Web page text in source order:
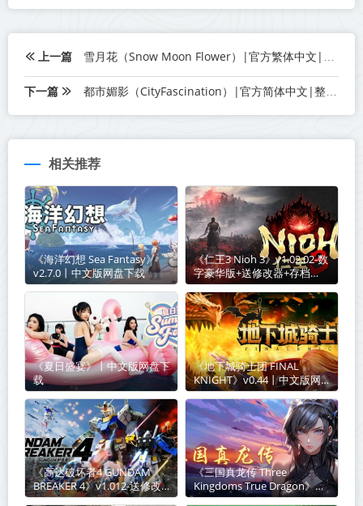
上一篇 雪月花（Snow Moon Flower）|官方繁体中文|百度网盘/天翼云
下一篇 都市媚影（CityFascination）|官方简体中文|整合按摩店MOD|百度网盘/天翼云
相关推荐
《海洋幻想 Sea Fantasy》
v2.7.0丨中文版网盘下载
《仁王3 Nioh 3》v1.02.02-数
字豪华版+送修改器+存档
【单机+联机】丨中文版网盘
下载
《夏日盛宴》丨中文版网盘下
载
《地下城骑士团 FINAL
KNIGHT》v0.44丨中文版网
盘下载
《高达破坏者4 GUNDAM
BREAKER 4》v1.012-送修改
器【PC/手机双端】丨中文版
《三国真龙传 Three
Kingdoms True Dragon》
v4.02丨中文版网盘下载